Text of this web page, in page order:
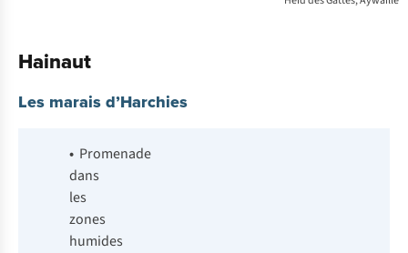
Hainaut
Les marais d’Harchies
• Promenade
dans
les
zones
humides